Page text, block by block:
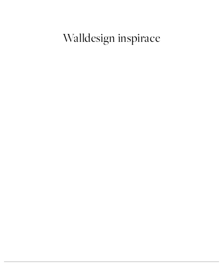
Walldesign inspirace